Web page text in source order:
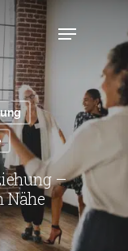
Menu
–
Nähe